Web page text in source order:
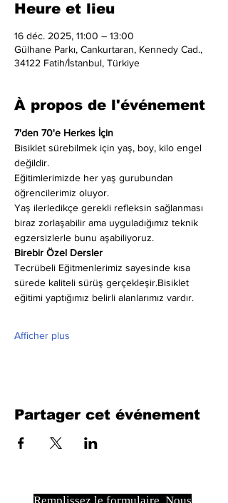
Heure et lieu
16 déc. 2025, 11:00 – 13:00
Gülhane Parkı, Cankurtaran, Kennedy Cad.,
34122 Fatih/İstanbul, Türkiye
À propos de l'événement
7'den 70'e Herkes İçin
Bisiklet sürebilmek için yaş, boy, kilo engel
değildir.
Eğitimlerimizde her yaş gurubundan
öğrencilerimiz oluyor.
Yaş ilerledikçe gerekli refleksin sağlanması
biraz zorlaşabilir ama uyguladığımız teknik
egzersizlerle bunu aşabiliyoruz.
Birebir Özel Dersler
Tecrübeli Eğitmenlerimiz sayesinde kısa
sürede kaliteli sürüş gerçekleşir.Bisiklet
eğitimi yaptığımız belirli alanlarımız vardır.
Afficher plus
Partager cet événement